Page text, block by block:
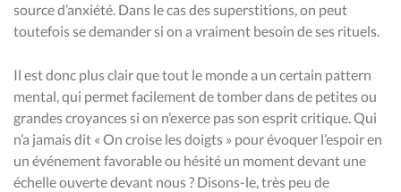
source d’anxiété. Dans le cas des superstitions, on peut
toutefois se demander si on a vraiment besoin de ses rituels.
Il est donc plus clair que tout le monde a un certain pattern
mental, qui permet facilement de tomber dans de petites ou
grandes croyances si on n’exerce pas son esprit critique. Qui
n’a jamais dit « On croise les doigts » pour évoquer l’espoir en
un événement favorable ou hésité un moment devant une
échelle ouverte devant nous ? Disons-le, très peu de